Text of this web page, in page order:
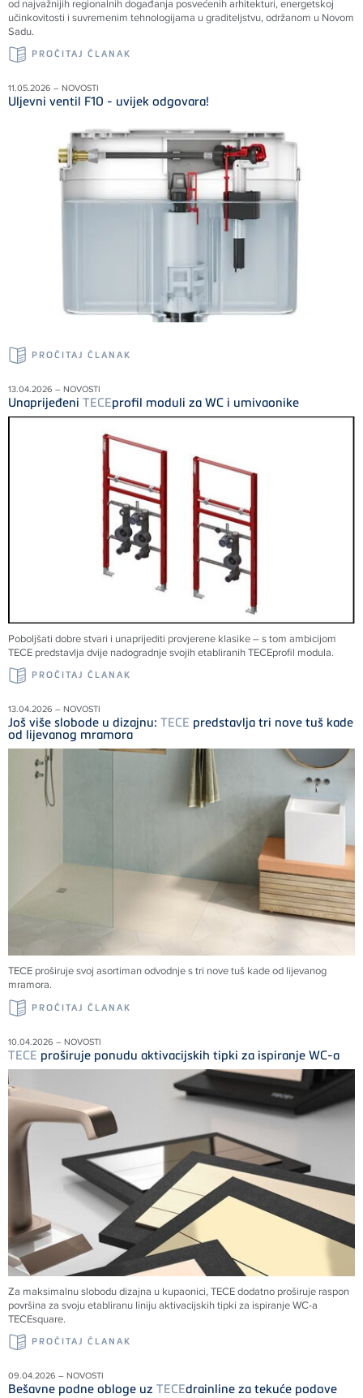
od najvažnijih regionalnih događanja posvećenih arhitekturi, energetskoj
učinkovitosti i suvremenim tehnologijama u graditeljstvu, održanom u Novom
Sadu.
PROČITAJ ČLANAK
11.05.2026 – NOVOSTI
Uljevni ventil F10 - uvijek odgovara!
PROČITAJ ČLANAK
13.04.2026 – NOVOSTI
Unaprijeđeni TECEprofil moduli za WC i umivaonike
Poboljšati dobre stvari i unaprijediti provjerene klasike – s tom ambicijom
TECE predstavlja dvije nadogradnje svojih etabliranihTECEprofil modula.
PROČITAJ ČLANAK
13.04.2026 – NOVOSTI
Još više slobode u dizajnu: TECE predstavlja tri nove tuš kade
od lijevanog mramora
TECE proširuje svoj asortiman odvodnje s tri nove tuš kade od lijevanog
mramora.
PROČITAJ ČLANAK
10.04.2026 – NOVOSTI
TECE proširuje ponudu aktivacijskih tipki za ispiranje WC-a
Za maksimalnu slobodu dizajna u kupaonici,TECEdodatno proširuje raspon
površina za svoju etabliranu liniju aktivacijskih tipki za ispiranje WC-a
TECEsquare.
PROČITAJ ČLANAK
09.04.2026 – NOVOSTI
Bešavne podne obloge uz TECEdrainline za tekuće podove